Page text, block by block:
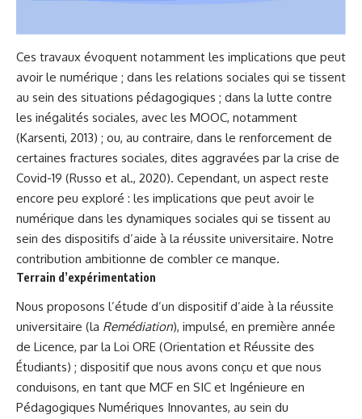
Ces travaux évoquent notamment les implications que peut
avoir le numérique ; dans les relations sociales qui se tissent
au sein des situations pédagogiques ; dans la lutte contre
les inégalités sociales, avec les MOOC, notamment
(Karsenti, 2013) ; ou, au contraire, dans le renforcement de
certaines fractures sociales, dites aggravées par la crise de
Covid-19 (Russo et al., 2020). Cependant, un aspect reste
encore peu exploré : les implications que peut avoir le
numérique dans les dynamiques sociales qui se tissent au
sein des dispositifs d’aide à la réussite universitaire. Notre
contribution ambitionne de combler ce manque.
Terrain d’expérimentation
Nous proposons l’étude d’un dispositif d’aide à la réussite
universitaire (la Remédiation), impulsé, en première année
de Licence, par la Loi ORE (Orientation et Réussite des
Étudiants) ; dispositif que nous avons conçu et que nous
conduisons, en tant que MCF en SIC et Ingénieure en
Pédagogiques Numériques Innovantes, au sein du